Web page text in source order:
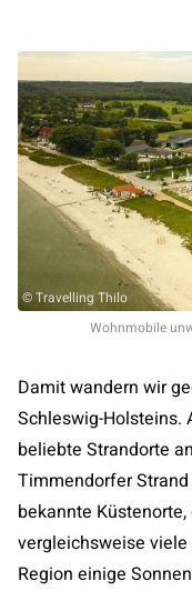
© Travelling Thilo
Wohnmobile
Damit wandern wir
Schleswig-Holsteins.
beliebte Strandorte
Timmendorfer
bekannte
vergleichsweise
Region einige